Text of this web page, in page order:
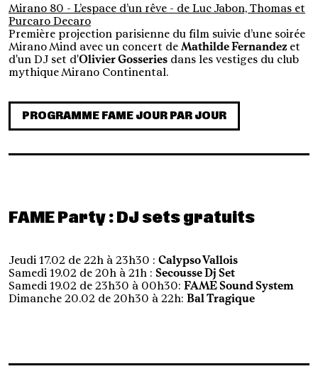
Mirano 80 - L’espace d’un rêve - de Luc Jabon, Thomas et
Purcaro Decaro
Première projection parisienne du film suivie d’une soirée
Mirano Mind avec un concert de Mathilde Fernandez et
d'un DJ set d'Olivier Gosseries dans les vestiges du club
mythique Mirano Continental.
PROGRAMME FAME JOUR PAR JOUR
FAME Party : DJ sets gratuits
Jeudi 17.02 de 22h à 23h30 : Calypso Vallois
Samedi 19.02 de 20h à 21h : Secousse Dj Set
Samedi 19.02 de 23h30 à 00h30: FAME Sound System
Dimanche 20.02 de 20h30 à 22h: Bal Tragique